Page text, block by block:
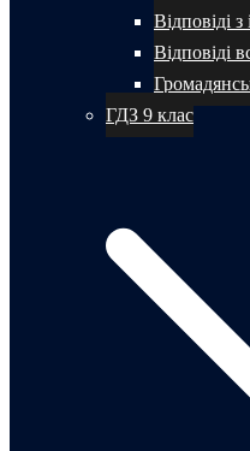
Відповіді з
Відповіді
ГДЗ 9 клас